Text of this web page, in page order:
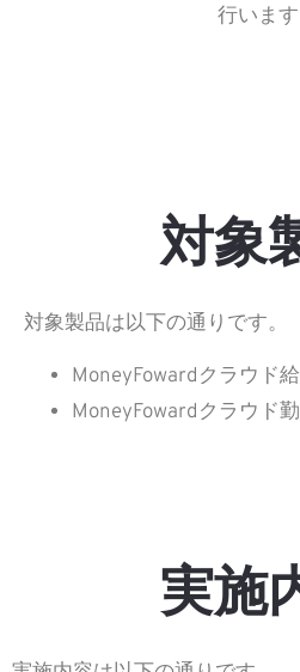
行います
対象
対象製品は以下の通りです。
MoneyFowardクラウド
MoneyFowardクラウド
実施